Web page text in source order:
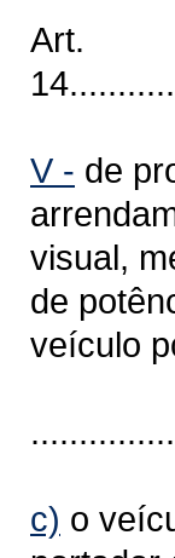
Art.
V - de
visual,
de
veículo
c) o